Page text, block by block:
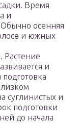
Время
и
осенняя
и южных
Растение
и
суглинистых и
подготовки
до начала